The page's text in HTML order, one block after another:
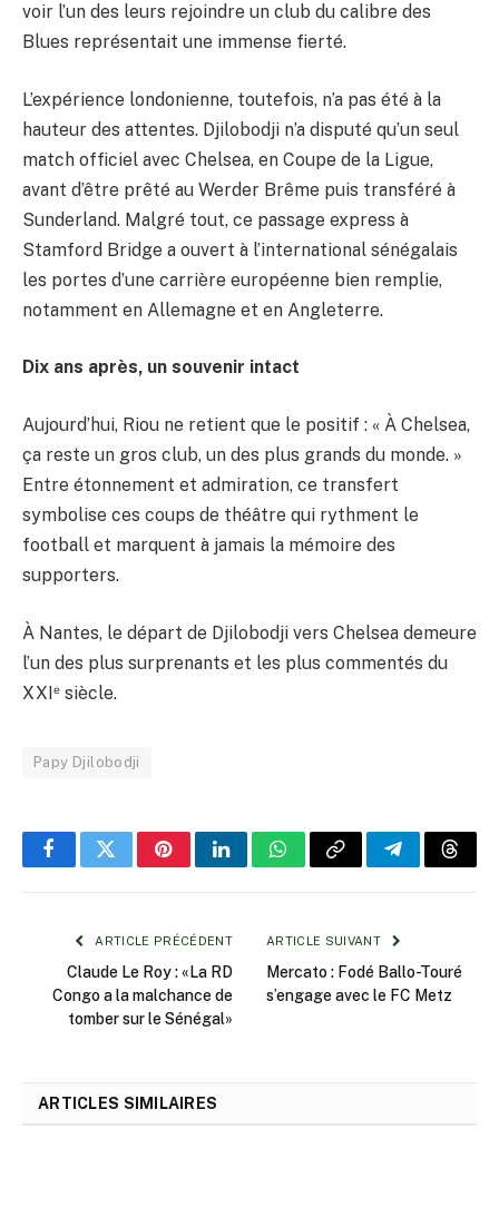
voir l’un des leurs rejoindre un club du calibre des
Blues représentait une immense fierté.
L’expérience londonienne, toutefois, n’a pas été à la
hauteur des attentes. Djilobodji n’a disputé qu’un seul
match officiel avec Chelsea, en Coupe de la Ligue,
avant d’être prêté au Werder Brême puis transféré à
Sunderland. Malgré tout, ce passage express à
Stamford Bridge a ouvert à l’international sénégalais
les portes d’une carrière européenne bien remplie,
notamment en Allemagne et en Angleterre.
Dix ans après, un souvenir intact
Aujourd’hui, Riou ne retient que le positif : « À Chelsea,
ça reste un gros club, un des plus grands du monde. »
Entre étonnement et admiration, ce transfert
symbolise ces coups de théâtre qui rythment le
football et marquent à jamais la mémoire des
supporters.
À Nantes, le départ de Djilobodji vers Chelsea demeure
l’un des plus surprenants et les plus commentés du
XXIᵉ siècle.
Papy Djilobodji
FacebookTwitterPinterestLinkedInWhatsApp
Copy
Telegram
ARTICLE PRÉCÉDENT
Claude Le Roy : «La RD
Congo a la malchance de
tomber sur le Sénégal»
ARTICLE SUIVANT
Mercato : Fodé Ballo-Touré
s’engage avec le FC Metz
ARTICLES SIMILAIRES